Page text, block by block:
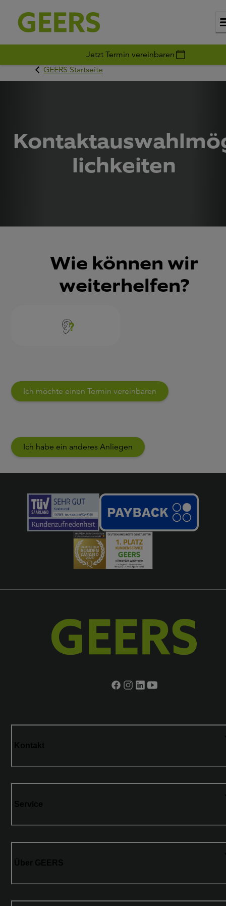
Jetzt Termin vereinbaren
GEERS Startseite
lichkeiten
Wie können wir
weiterhelfen?
Ich möchte einen Termin vereinbaren
Ich habe ein anderes Anliegen